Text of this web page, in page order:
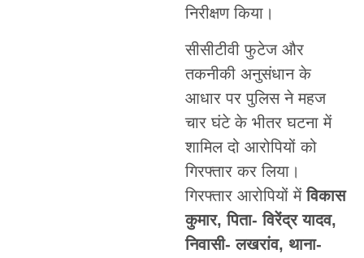
निरीक्षण किया।
सीसीटीवी फुटेज और
तकनीकी अनुसंधान के
आधार पर पुलिस ने महज
चार घंटे के भीतर घटना में
शामिल दो आरोपियों को
गिरफ्तार कर लिया।
गिरफ्तार आरोपियों मेंविकास
कुमार, पिता- विरेंद्र यादव,
निवासी- लखरांव, थाना-